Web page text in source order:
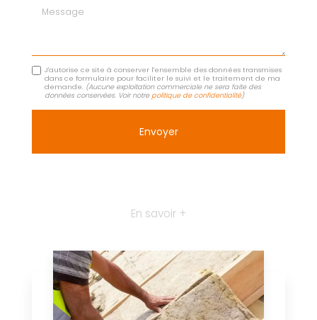
Message
J'autorise ce site à conserver l'ensemble des données transmises
dans ce formulaire pour faciliter le suivi et le traitement de ma
demande. (Aucune exploitation commerciale ne sera faite des
données conservées. Voir notrepolitique de confidentialité)
En savoir +